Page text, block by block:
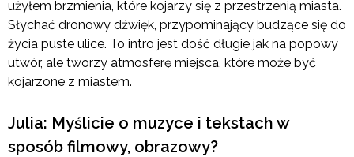
użyłem brzmienia, które kojarzy się z przestrzenią miasta.
Słychać dronowy dźwięk, przypominający budzące się do
życia puste ulice. To intro jest dość długie jak na popowy
utwór, ale tworzy atmosferę miejsca, które może być
kojarzone z miastem.
Julia: Myślicie o muzyce i tekstach w
sposób filmowy, obrazowy?